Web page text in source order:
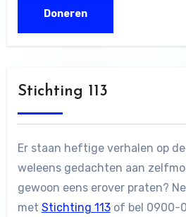
Stichting 113
Er staan heftige verhalen op
weleens gedachten aan
gewoon eens erover praten?
met Stichting 113of bel 0900-